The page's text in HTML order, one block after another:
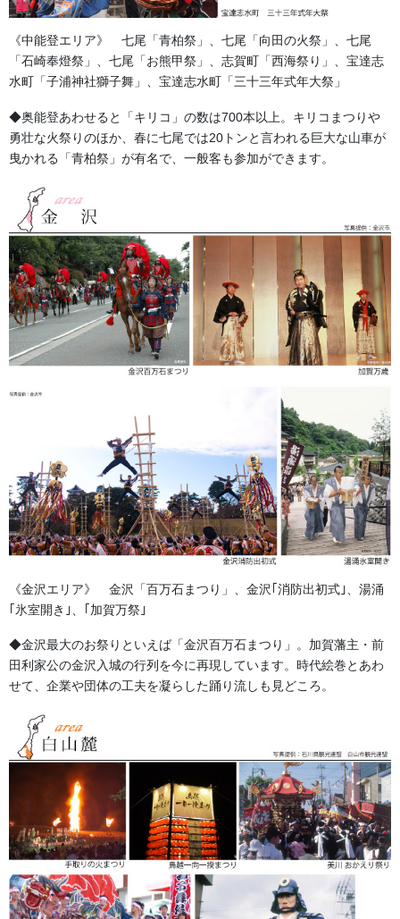
金沢・祭りの森佐
お祭り衣装・お祭り用品のご相談は金沢・森佐へお気軽にお問
い合わせください。
伝統行事、お祭りで地域に笑顔を！！
076-237-8888
営業時間 10:00-18:00 〒920-0061金沢市問屋町2丁目85
(FAX076-237-7150)
人形の森佐は12月〜4月末まで土曜、日曜も営業。
お問い合わせ
カテゴリー 獅子舞・衣裳・別仕立・小物
お祭備品と豆知識
前の記事
御神輿の修理
お知らせ
次の記事
祭礼衣装のご相談を承っていま
す。
2023/05/19
《中能登エリア》 七尾「青柏祭」、七尾「向田の火祭」、七尾
「石崎奉燈祭」、七尾「お熊甲祭」、志賀町「西海祭り」、宝達志
水町「子浦神社獅子舞」、宝達志水町「三十三年式年大祭」
◆奥能登あわせると「キリコ」の数は700本以上。キリコまつりや
勇壮な火祭りのほか、春に七尾では20トンと言われる巨大な山車が
曳かれる「青柏祭」が有名で、一般客も参加ができます。
《金沢エリア》 金沢「百万石まつり」、金沢｢消防出初式｣、湯涌
｢氷室開き｣、｢加賀万祭｣
◆金沢最大のお祭りといえば「金沢百万石まつり」。加賀藩主・前
田利家公の金沢入城の行列を今に再現しています。時代絵巻とあわ
せて、企業や団体の工夫を凝らした踊り流しも見どころ。